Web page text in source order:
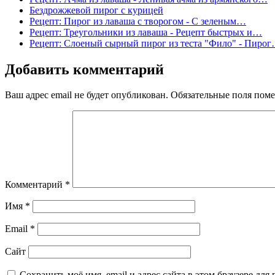
Бездрожжевой пирог с курицей
Рецепт: Пирог из лаваша с творогом - С зеленым…
Рецепт: Треугольники из лаваша - Рецепт быстрых и…
Рецепт: Слоеный сырный пирог из теста "Фило" -
Добавить комментарий
Ваш адрес email не будет опубликован. Обязательные поля
Комментарий *
Имя *
Email *
Сайт